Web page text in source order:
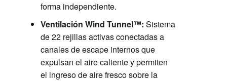
forma independiente.
Ventilación Wind Tunnel™: Sistema
de 22 rejillas activas conectadas a
canales de escape internos que
expulsan el aire caliente y permiten
el ingreso de aire fresco sobre la